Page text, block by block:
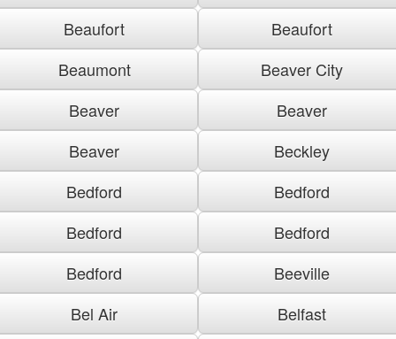
Beaufort
Beaufort
Beaumont
Beaver City
Beaver
Beaver
Beaver
Beckley
Bedford
Bedford
Bedford
Bedford
Bedford
Beeville
Bel Air
Belfast